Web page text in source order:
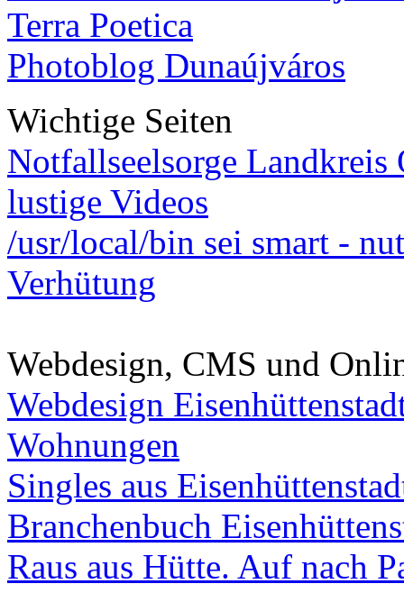
Terra Poetica
Photoblog Dunaújváros
Wichtige Seiten
Notfallseelsorge Landkreis
lustige Videos
/usr/local/bin sei smart -
Verhütung
Webdesign, CMS und
Webdesign
Wohnungen
Singles aus
Branchenbuch
Raus aus Hütte. Auf nach